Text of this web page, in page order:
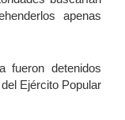
apenas
fueron detenidos
Ejército Popular